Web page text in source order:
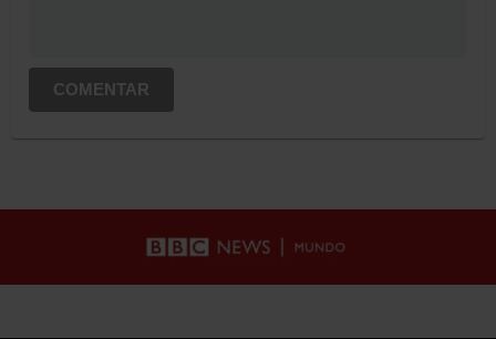
COMENTAR